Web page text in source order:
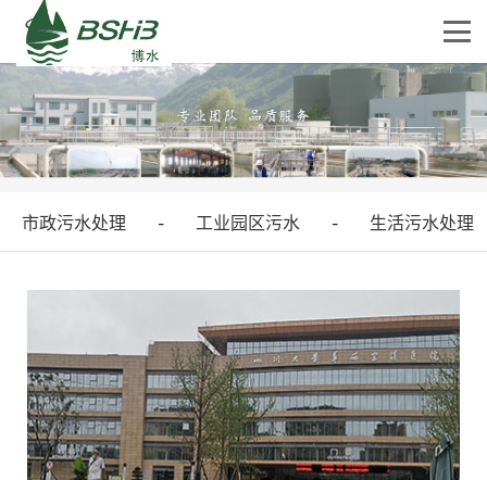
市政污水处理 - 工业园区污水 - 生活污水处理